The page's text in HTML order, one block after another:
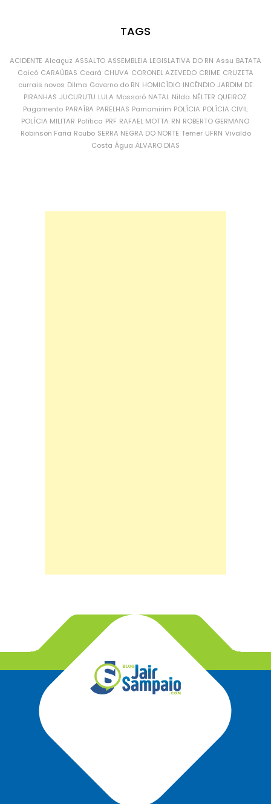
TAGS
ACIDENTE Alcaçuz ASSALTO ASSEMBLEIA LEGISLATIVA DO RN Assu BATATA
Caicó CARAÚBAS Ceará CHUVA CORONEL AZEVEDO CRIME CRUZETA
currais novos Dilma Governo do RN HOMICÍDIO INCÊNDIO JARDIM DE
PIRANHAS JUCURUTU LULA Mossoró NATAL Nilda NÉLTER QUEIROZ
Pagamento PARAÍBA PARELHAS Parnamirim POLÍCIA POLÍCIA CIVIL
POLÍCIA MILITAR Política PRF RAFAEL MOTTA RN ROBERTO GERMANO
Robinson Faria Roubo SERRA NEGRA DO NORTE Temer UFRN Vivaldo
Costa Água ÁLVARO DIAS